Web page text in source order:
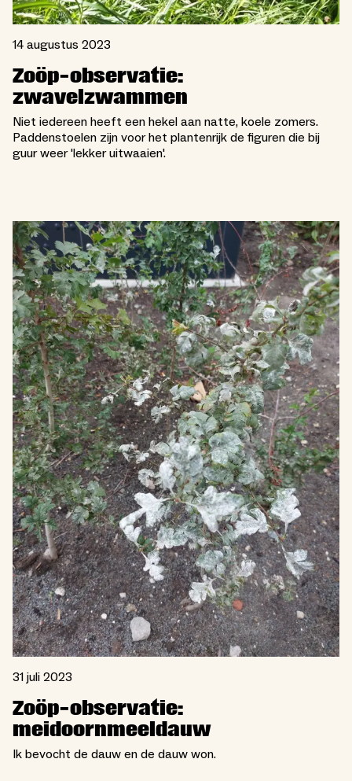
14 augustus 2023
Zoöp-observatie:
zwavelzwammen
Niet iedereen heeft een hekel aan natte, koele zomers.
Paddenstoelen zijn voor het plantenrijk de figuren die bij
guur weer 'lekker uitwaaien'.
31 juli 2023
Zoöp-observatie:
meidoornmeeldauw
Ik bevocht de dauw en de dauw won.